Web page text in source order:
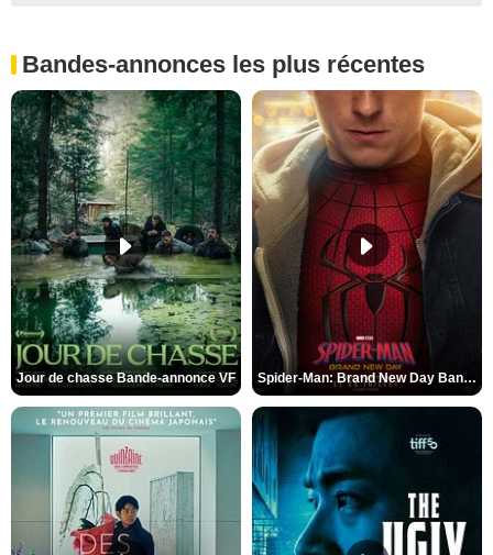
Bandes-annonces les plus récentes
Jour de chasse Bande-annonce VF Spider-Man: Brand New Day Bande-annonce (3) VO STFR